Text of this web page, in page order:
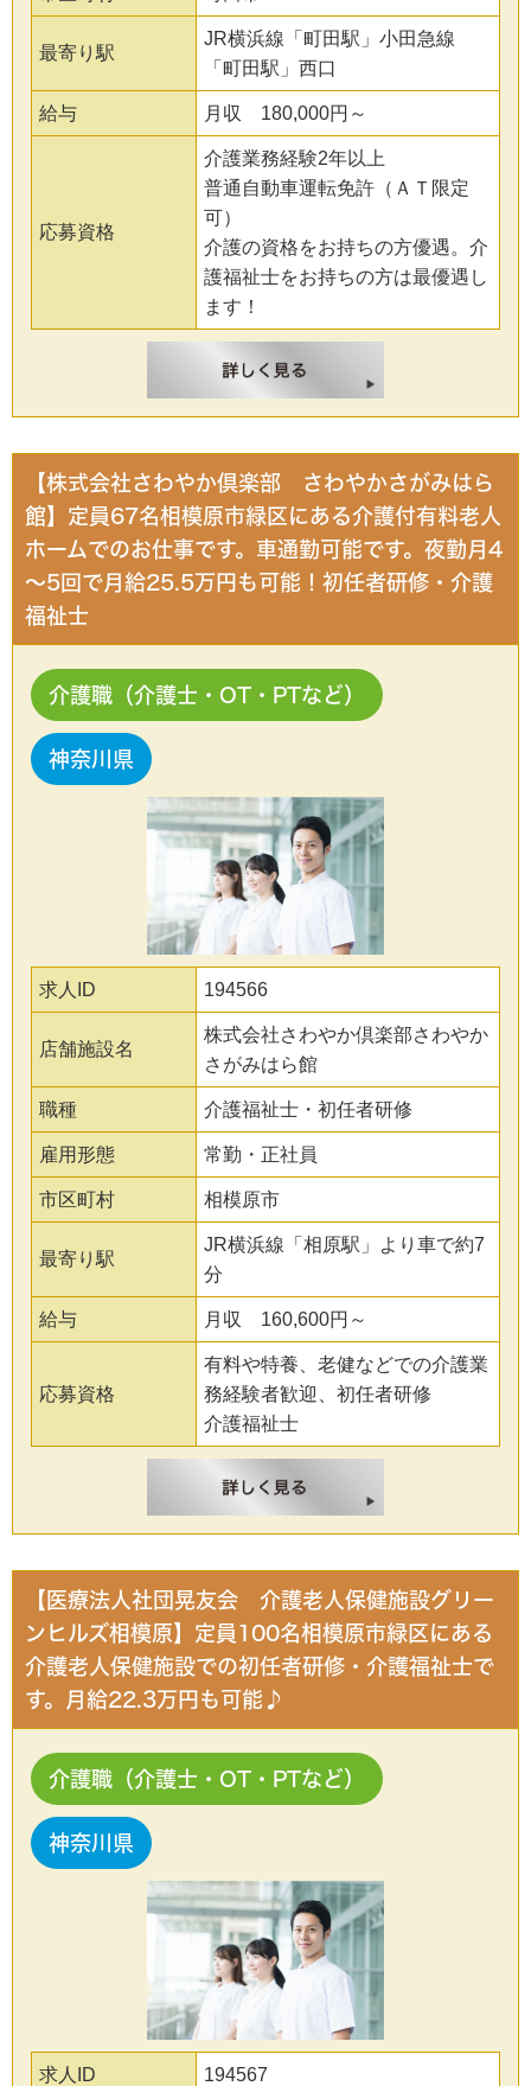
最寄り駅
JR横浜線「町田駅」小田急線
「町田駅」西口
給与 月収 180,000円～
応募資格
介護業務経験2年以上
普通自動車運転免許（ＡＴ限定
可）
介護の資格をお持ちの方優遇。介
護福祉士をお持ちの方は最優遇し
ます！
【株式会社さわやか倶楽部 さわやかさがみはら
館】定員67名相模原市緑区にある介護付有料老人
ホームでのお仕事です。車通勤可能です。夜勤月4
～5回で月給25.5万円も可能！初任者研修・介護
福祉士
介護職（介護士・OT・PTなど）
神奈川県
求人ID 194566
店舗施設名
株式会社さわやか倶楽部さわやか
さがみはら館
職種 介護福祉士・初任者研修
雇用形態 常勤・正社員
市区町村 相模原市
最寄り駅
JR横浜線「相原駅」より車で約7
分
給与 月収 160,600円～
応募資格
有料や特養、老健などでの介護業
務経験者歓迎、初任者研修
介護福祉士
【医療法人社団晃友会 介護老人保健施設グリー
ンヒルズ相模原】定員100名相模原市緑区にある
介護老人保健施設での初任者研修・介護福祉士で
す。月給22.3万円も可能♪
介護職（介護士・OT・PTなど）
神奈川県
求人ID 194567